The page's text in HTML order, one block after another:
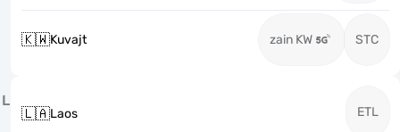
🇰🇼Kuvajt zain KW STC
L
🇱🇦Laos ETL